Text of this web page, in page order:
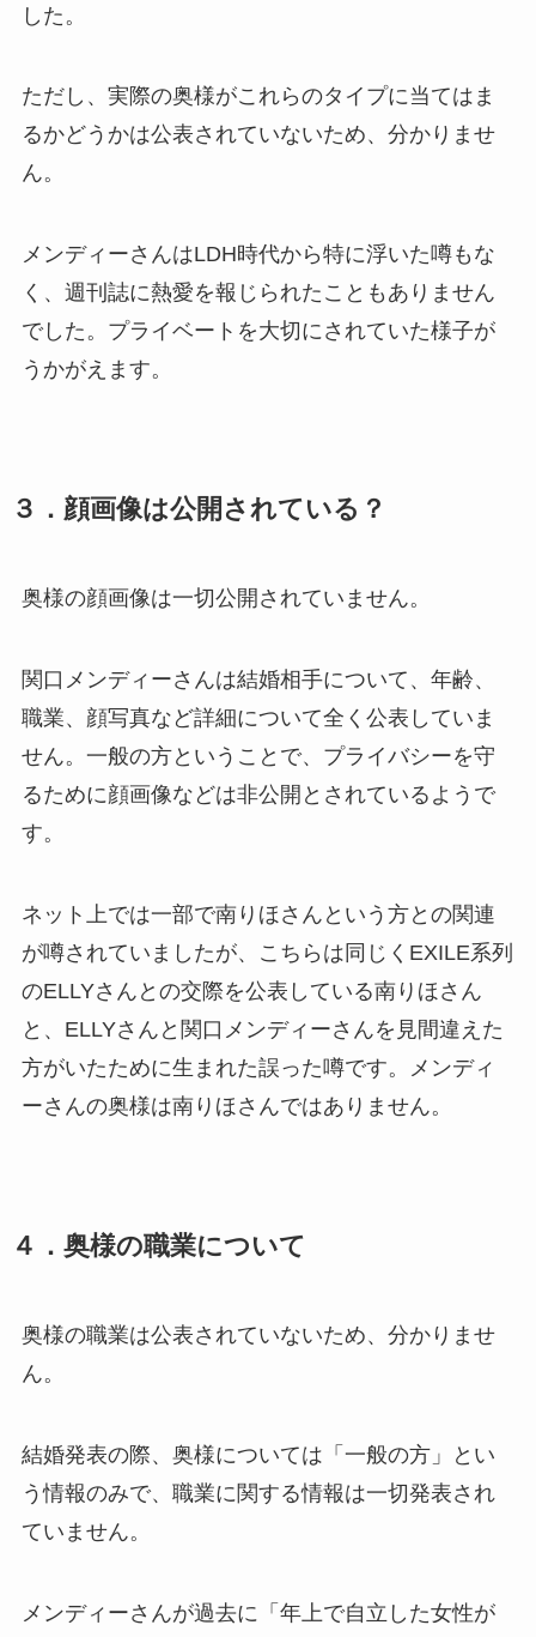
した。
ただし、実際の奥様がこれらのタイプに当てはま
るかどうかは公表されていないため、分かりませ
ん。
メンディーさんはLDH時代から特に浮いた噂もな
く、週刊誌に熱愛を報じられたこともありません
でした。プライベートを大切にされていた様子が
うかがえます。
３．顔画像は公開されている？
奥様の顔画像は一切公開されていません。
関口メンディーさんは結婚相手について、年齢、
職業、顔写真など詳細について全く公表していま
せん。一般の方ということで、プライバシーを守
るために顔画像などは非公開とされているようで
す。
ネット上では一部で南りほさんという方との関連
が噂されていましたが、こちらは同じくEXILE系列
のELLYさんとの交際を公表している南りほさん
と、ELLYさんと関口メンディーさんを見間違えた
方がいたために生まれた誤った噂です。メンディ
ーさんの奥様は南りほさんではありません。
４．奥様の職業について
奥様の職業は公表されていないため、分かりませ
ん。
結婚発表の際、奥様については「一般の方」とい
う情報のみで、職業に関する情報は一切発表され
ていません。
メンディーさんが過去に「年上で自立した女性が